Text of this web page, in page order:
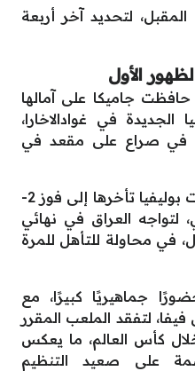
المقبل، لتحديد آخر أربعة
الأول
جاميكا على آمالها
كاليدونيا الجديدة في غوادالاخارا،
في صراع على مقعد في
وفي نصف النهائي الآخر، قلبت بوليفيا تأخرها إلى فوز 2-
لتواجه العراق في نهائي
في محاولة للتأهل للمرة
جماهيريًا كبيرًا، مع
لتفقد الملعب المقرر
كأس العالم، ما يعكس
على صعيد التنظيم